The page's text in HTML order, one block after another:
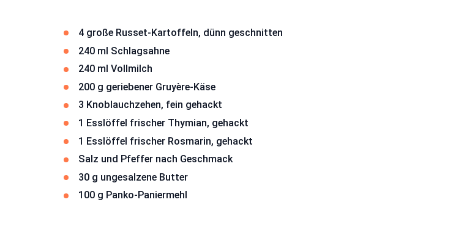
4 große Russet-Kartoffeln, dünn geschnitten
240 ml Schlagsahne
240 ml Vollmilch
200 g geriebener Gruyère-Käse
3 Knoblauchzehen, fein gehackt
1 Esslöffel frischer Thymian, gehackt
1 Esslöffel frischer Rosmarin, gehackt
Salz und Pfeffer nach Geschmack
30 g ungesalzene Butter
100 g Panko-Paniermehl